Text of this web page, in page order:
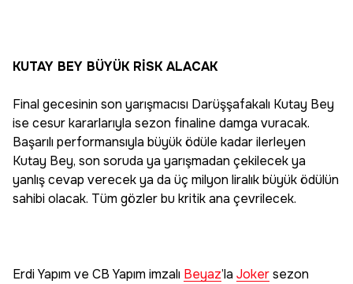
KUTAY BEY BÜYÜK RİSK ALACAK
Final gecesinin son yarışmacısı Darüşşafakalı Kutay Bey
ise cesur kararlarıyla sezon finaline damga vuracak.
Başarılı performansıyla büyük ödüle kadar ilerleyen
Kutay Bey, son soruda ya yarışmadan çekilecek ya
yanlış cevap verecek ya da üç milyon liralık büyük ödülün
sahibi olacak. Tüm gözler bu kritik ana çevrilecek.
Erdi Yapım ve CB Yapım imzalı Beyaz’la Jokersezon